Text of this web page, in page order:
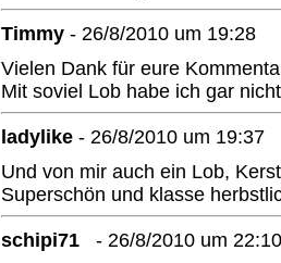
Timmy - 26/8/2010 um 19:28
Vielen Dank für eure
Mit soviel Lob habe ich gar
ladylike - 26/8/2010 um 19:37
Und von mir auch ein Lob,
Superschön und klasse
schipi71
- 26/8/2010 um 22:10